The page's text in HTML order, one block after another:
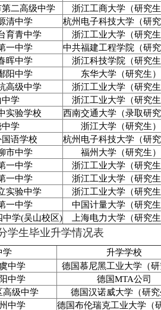
二高级中学
浙江工商大学（研究
清中学
杭州电子科技大学（研
育青中学
浙江工业大学（研究
一中学
中共福建工程学院（研
晖中学
浙江科技学院（研究
阳中学
东华大学（研究生）
高级中学
浙江工业大学（研究
学
浙江工业大学（研究
实验学校
西南交通大学（录取研
学
浙江大学（研究生）
语学校
杭州电子科技大学（研
市中学
福州大学（研究生）
一中学
浙江工业大学（研究
一中学
浙江工业大学（研究
实验中学
浙江工业大学（研究
一中学
中国计量大学（研究
中学(吴山校区) 上海电力大学（研究
学生毕业升学情况表
学
升学学校
中学
德国慕尼黑工业大学（
中学
德国MTA公司
高级中学
德国汉诺威大学（研
中学
德国布伦瑞克工业大学（